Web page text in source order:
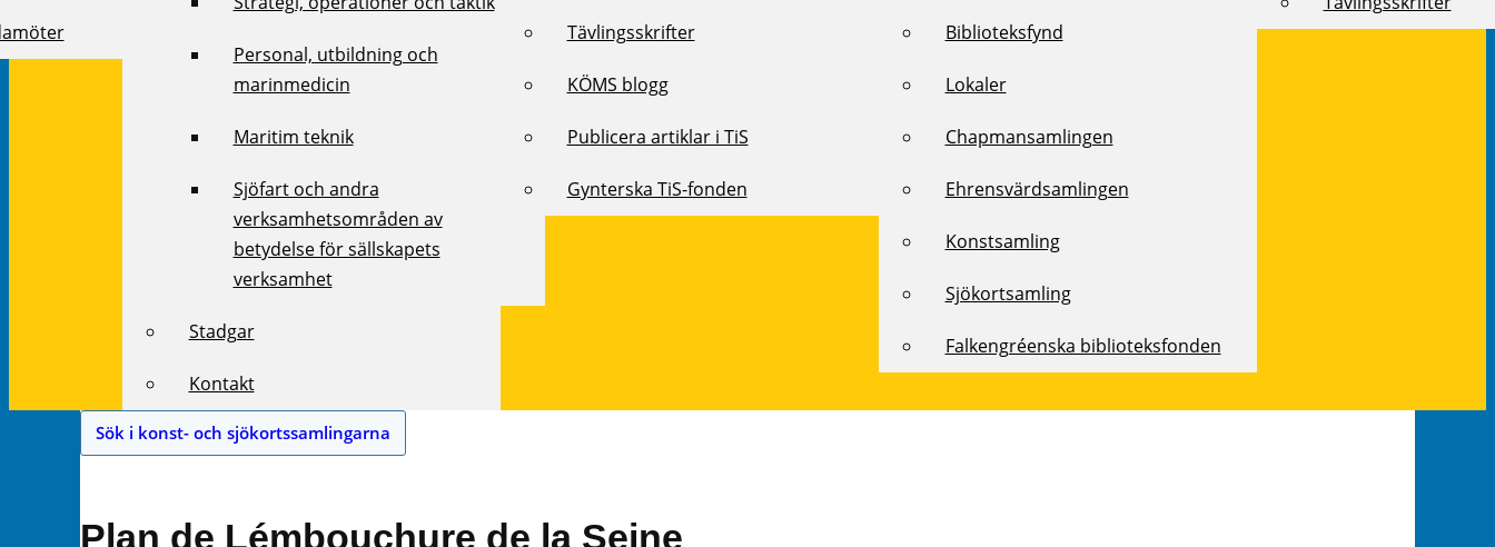
Personal, utbildning och
marinmedicin
Maritim teknik
Sjöfart och andra
verksamhetsområden av
betydelse för sällskapets
verksamhet
Stadgar
Kontakt
Tävlingsskrifter
KÖMS blogg
Publicera artiklar i TiS
Gynterska TiS-fonden
Biblioteksfynd
Lokaler
Chapmansamlingen
Ehrensvärdsamlingen
Konstsamling
Sjökortsamling
Falkengréenska biblioteksfonden
Sök i konst- och sjökortssamlingarna
Plan de Lémbouchure de la Seine